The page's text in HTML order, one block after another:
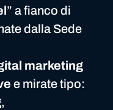
” a fianco di
dalla Sede
marketing
e mirate tipo: